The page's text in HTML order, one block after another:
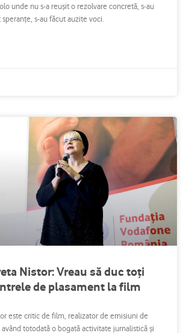
unde nu s-a reuşit o rezolvare concretă, s-au
speranţe, s-au făcut auzite voci.
Nistor: Vreau să duc toţi
copiii din centrele de plasament la film
este critic de film, realizator de emisiuni de
totodată o bogată activitate jurnalistică şi